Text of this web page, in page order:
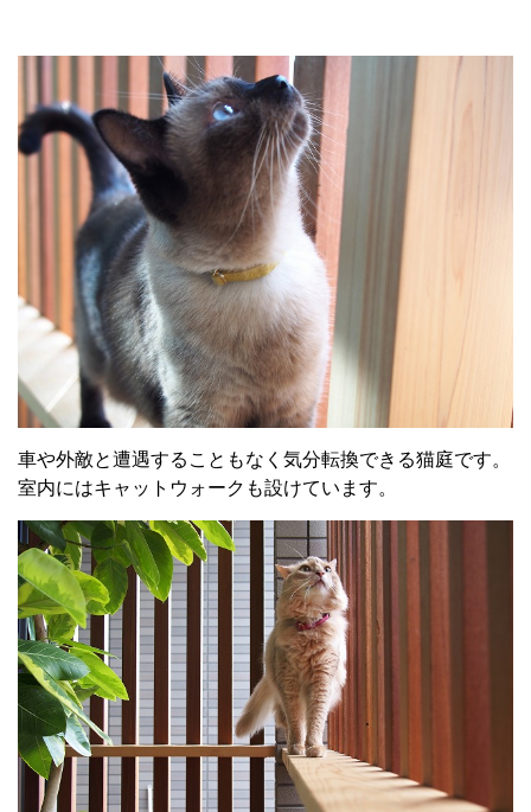
車や外敵と遭遇することもなく気分転換できる猫庭です。
室内にはキャットウォークも設けています。